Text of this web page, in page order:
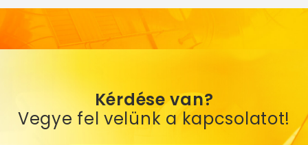
Kérdése van?
Vegye fel velünk a kapcsolatot!